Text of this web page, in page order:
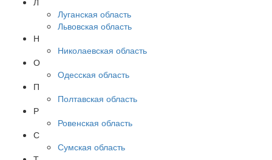
Луганская область
Львовская область
Н
Николаевская область
О
Одесская область
П
Полтавская область
Р
Ровенская область
С
Сумская область